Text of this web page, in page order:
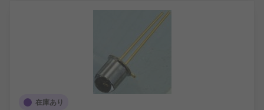
在庫あり